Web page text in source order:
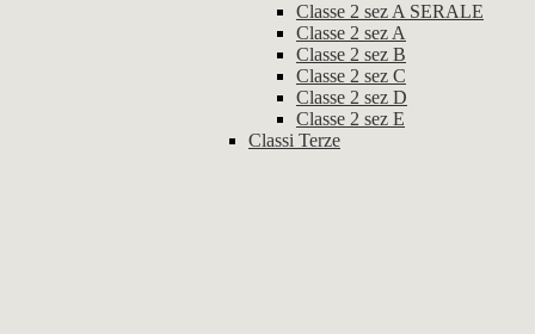
Classe 2 sez A SERALE
Classe 2 sez A
Classe 2 sez B
Classe 2 sez C
Classe 2 sez D
Classe 2 sez E
Classi Terze